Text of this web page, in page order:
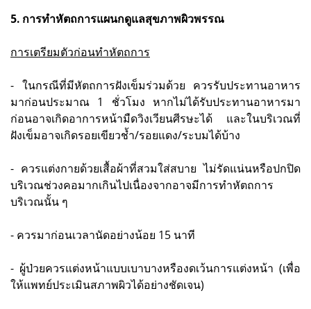
5. การทำหัตถการแผนกดูแลสุขภาพผิวพรรณ
การเตรียมตัวก่อนทำหัตถการ
- ในกรณีที่มีหัตถการฝังเข็มร่วมด้วย ควรรับประทานอาหาร
มาก่อนประมาณ 1 ชั่วโมง หากไม่ได้รับประทานอาหารมา
ก่อนอาจเกิดอาการหน้ามืดวิงเวียนศีรษะได้ และในบริเวณที่
ฝังเข็มอาจเกิดรอยเขียวช้ำ/รอยแดง/ระบมได้บ้าง
- ควรแต่งกายด้วยเสื้อผ้าที่สวมใส่สบาย ไม่รัดแน่นหรือปกปิด
บริเวณช่วงคอมากเกินไปเนื่องจากอาจมีการทำหัตถการ
บริเวณนั้น ๆ
- ควรมาก่อนเวลานัดอย่างน้อย 15 นาที
- ผู้ป่วยควรแต่งหน้าแบบเบาบางหรืองดเว้นการแต่งหน้า (เพื่อ
ให้แพทย์ประเมินสภาพผิวได้อย่างชัดเจน)